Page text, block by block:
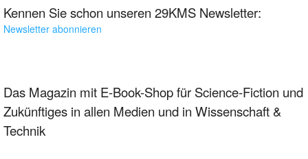
Kennen Sie schon unseren 29KMS Newsletter:
Newsletter abonnieren
Das Magazin mit E-Book-Shop für Science-Fiction und
Zukünftiges in allen Medien und in Wissenschaft &
Technik